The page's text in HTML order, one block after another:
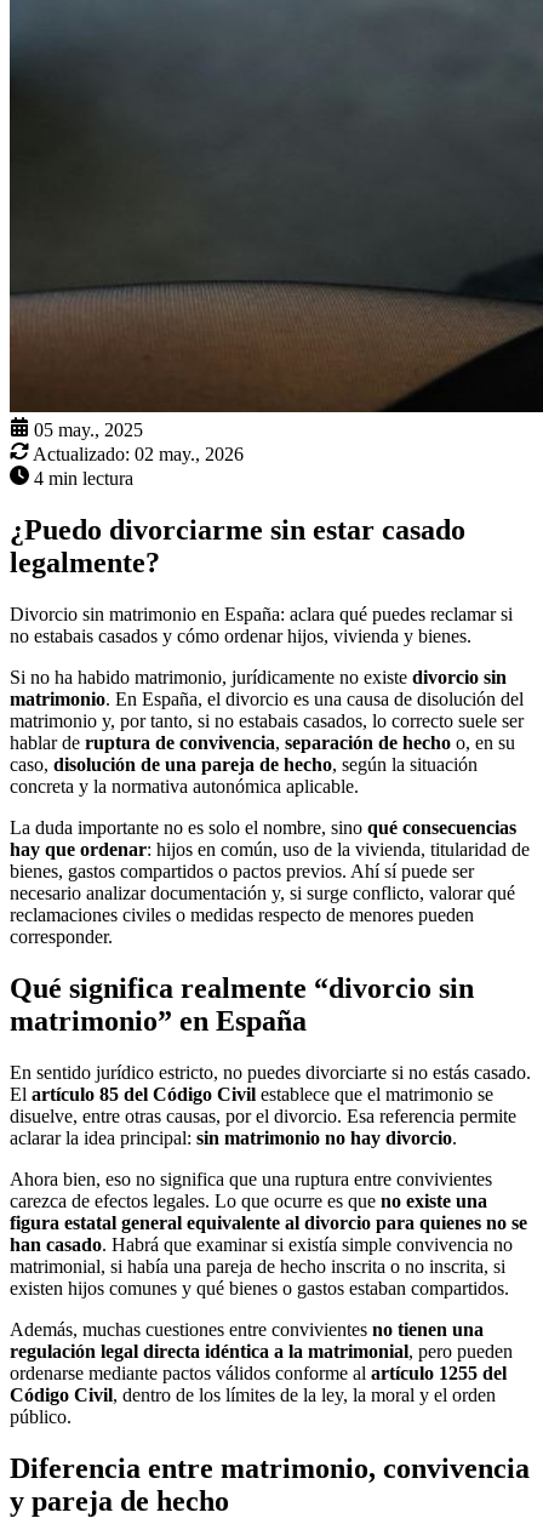
05 may., 2025
Actualizado: 02 may., 2026
4 min lectura
¿Puedo divorciarme sin estar casado
legalmente?
Divorcio sin matrimonio en España: aclara qué puedes reclamar si
no estabais casados y cómo ordenar hijos, vivienda y bienes.
Si no ha habido matrimonio, jurídicamente no existe divorcio sin
matrimonio. En España, el divorcio es una causa de disolución del
matrimonio y, por tanto, si no estabais casados, lo correcto suele ser
hablar de ruptura de convivencia, separación de hecho o, en su
caso, disolución de una pareja de hecho, según la situación
concreta y la normativa autonómica aplicable.
La duda importante no es solo el nombre, sino qué consecuencias
hay que ordenar: hijos en común, uso de la vivienda, titularidad de
bienes, gastos compartidos o pactos previos. Ahí sí puede ser
necesario analizar documentación y, si surge conflicto, valorar qué
reclamaciones civiles o medidas respecto de menores pueden
corresponder.
Qué significa realmente “divorcio sin
matrimonio” en España
En sentido jurídico estricto, no puedes divorciarte si no estás casado.
El artículo 85 del Código Civil establece que el matrimonio se
disuelve, entre otras causas, por el divorcio. Esa referencia permite
aclarar la idea principal: sin matrimonio no hay divorcio.
Ahora bien, eso no significa que una ruptura entre convivientes
carezca de efectos legales. Lo que ocurre es que no existe una
figura estatal general equivalente al divorcio para quienes no se
han casado. Habrá que examinar si existía simple convivencia no
matrimonial, si había una pareja de hecho inscrita o no inscrita, si
existen hijos comunes y qué bienes o gastos estaban compartidos.
Además, muchas cuestiones entre convivientes no tienen una
regulación legal directa idéntica a la matrimonial, pero pueden
ordenarse mediante pactos válidos conforme al artículo 1255 del
Código Civil, dentro de los límites de la ley, la moral y el orden
público.
Diferencia entre matrimonio, convivencia
y pareja de hecho